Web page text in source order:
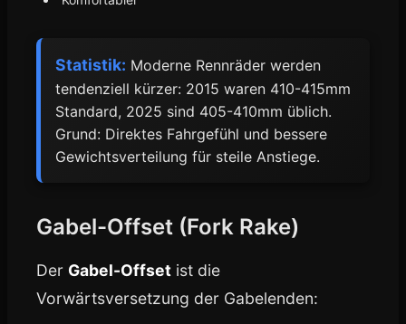
Statistik: Moderne Rennräder werden
tendenziell kürzer: 2015 waren 410-415mm
Standard, 2025 sind 405-410mm üblich.
Grund: Direktes Fahrgefühl und bessere
Gewichtsverteilung für steile Anstiege.
Gabel-Offset (Fork Rake)
Der Gabel-Offset ist die
Vorwärtsversetzung der Gabelenden: